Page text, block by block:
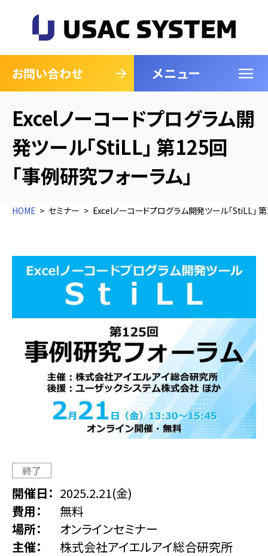
お問い合わせ メニュー
閉じる
Excelノーコードプログラム開
発ツール「StiLL」 第125回
「事例研究フォーラム」
HOME セミナー Excelノーコードプログラム開発ツール「StiLL」
終了
開催日
2025.2.21(金)
費用
無料
場所
オンラインセミナー
主催
株式会社アイエルアイ総合研究所